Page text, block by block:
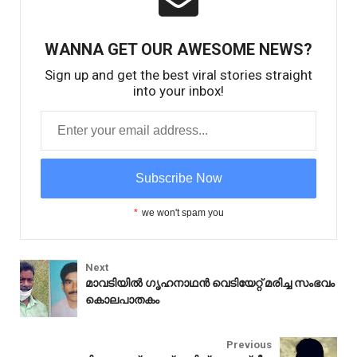
WANNA GET OUR AWESOME NEWS?
Sign up and get the best viral stories straight
into your inbox!
* we won't spam you
Next
മാവടിയിൽ ഗൃഹനാഥൻ വെടിയേറ്റ് മരിച്ച സംഭവം
കൊലപാതകം
Previous